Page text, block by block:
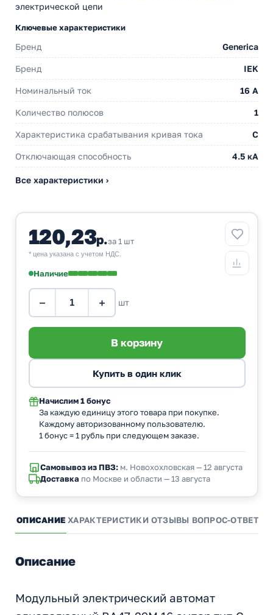
электрической цепи
Ключевые характеристики
Бренд Generica
Бренд IEK
Номинальный ток 16 A
Количество полюсов 1
Характеристика срабатывания кривая тока C
Отключающая способность 4.5 кА
Все характеристики ›
120,23р.за 1 шт
* цена указана с учетом НДС.
Наличие
− + шт
Начислим 1 бонус
За каждую единицу этого товара при покупке.
Каждому авторизованному пользователю.
1 бонус = 1 рубль при следующем заказе.
Самовывоз из ПВЗ:м. Новохохловская — 12 августа
Доставка по Москве и области — 13 августа
ОПИСАНИЕ ХАРАКТЕРИСТИКИ ОТЗЫВЫ ВОПРОС-ОТВЕТ
Описание
Модульный электрический автомат